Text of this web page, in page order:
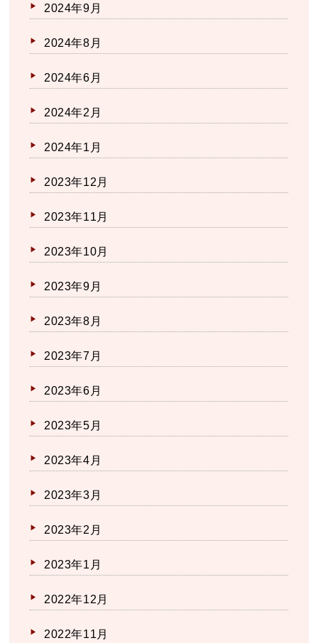
2024年9月
2024年8月
2024年6月
2024年2月
2024年1月
2023年12月
2023年11月
2023年10月
2023年9月
2023年8月
2023年7月
2023年6月
2023年5月
2023年4月
2023年3月
2023年2月
2023年1月
2022年12月
2022年11月